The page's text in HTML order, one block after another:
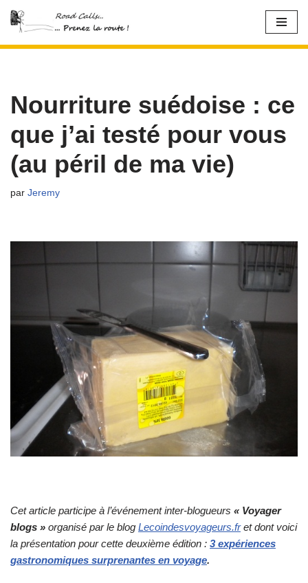
Aller
Nourriture suédoise : ce
que j’ai testé pour vous
(au péril de ma vie)
par Jeremy
Cet article participe à l’événement inter-blogueurs « Voyager
blogs » organisé par le blog Lecoindesvoyageurs.fret dont voici
la présentation pour cette deuxième édition : 3 expériences
gastronomiques surprenantes en voyage.